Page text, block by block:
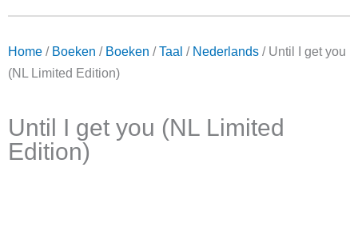
Home / Boeken / Boeken /Taal / Nederlands / Until I get you
(NL Limited Edition)
Until I get you (NL Limited
Edition)